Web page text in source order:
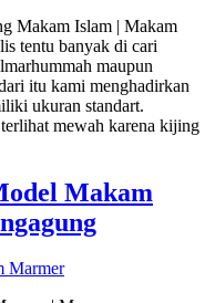
Makam Islam | Makam
tentu banyak di cari
maupun
itu kami menghadirkan
ukuran standart.
mewah karena kijing
Makam